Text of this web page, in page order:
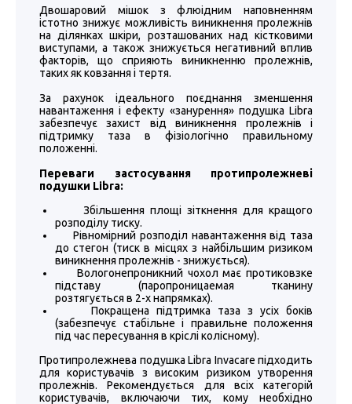
Двошаровий мішок з флюідним наповненням
істотно знижує можливість виникнення пролежнів
на ділянках шкіри, розташованих над кістковими
виступами, а також знижується негативний вплив
факторів, що сприяють виникненню пролежнів,
таких як ковзання і тертя.
За рахунок ідеального поєднання зменшення
навантаження і ефекту «занурення» подушка Libra
забезпечує захист від виникнення пролежнів і
підтримку таза в фізіологічно правильному
положенні.
Переваги застосування протипролежневі
подушки Libra:
Збільшення площі зіткнення для кращого
розподілу тиску.
Рівномірний розподіл навантаження від таза
до стегон (тиск в місцях з найбільшим ризиком
виникнення пролежнів - знижується).
Вологонепроникний чохол має протиковзке
підставу (паропроницаемая тканину
розтягується в 2-х напрямках).
Покращена підтримка таза з усіх боків
(забезпечує стабільне і правильне положення
під час пересування в кріслі колісному).
Протипролежнева подушка Libra Invacare підходить
для користувачів з високим ризиком утворення
пролежнів. Рекомендується для всіх категорій
користувачів, включаючи тих, кому необхідно